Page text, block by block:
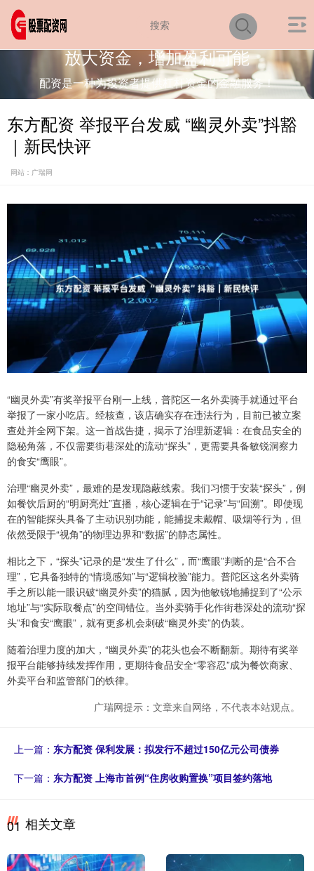
放大资金，增加盈利可能
配资是一种为投资者提供杠杆资金的金融服务！
东方配资 举报平台发威 “幽灵外卖”抖豁
｜新民快评
网站：广瑞网
“幽灵外卖”有奖举报平台刚一上线，普陀区一名外卖骑手就通过平台
举报了一家小吃店。经核查，该店确实存在违法行为，目前已被立案
查处并全网下架。这一首战告捷，揭示了治理新逻辑：在食品安全的
隐秘角落，不仅需要街巷深处的流动“探头”，更需要具备敏锐洞察力
的食安“鹰眼”。
治理“幽灵外卖”，最难的是发现隐蔽线索。我们习惯于安装“探头”，例
如餐饮后厨的“明厨亮灶”直播，核心逻辑在于“记录”与“回溯”。即使现
在的智能探头具备了主动识别功能，能捕捉未戴帽、吸烟等行为，但
依然受限于“视角”的物理边界和“数据”的静态属性。
相比之下，“探头”记录的是“发生了什么”，而“鹰眼”判断的是“合不合
理”，它具备独特的“情境感知”与“逻辑校验”能力。普陀区这名外卖骑
手之所以能一眼识破“幽灵外卖”的猫腻，因为他敏锐地捕捉到了“公示
地址”与“实际取餐点”的空间错位。当外卖骑手化作街巷深处的流动“探
头”和食安“鹰眼”，就有更多机会刺破“幽灵外卖”的伪装。
随着治理力度的加大，“幽灵外卖”的花头也会不断翻新。期待有奖举
报平台能够持续发挥作用，更期待食品安全“零容忍”成为餐饮商家、
外卖平台和监管部门的铁律。
广瑞网提示：文章来自网络，不代表本站观点。
上一篇： 东方配资 保利发展：拟发行不超过150亿元公司债券
下一篇： 东方配资 上海市首例“住房收购置换”项目签约落地
01 相关文章